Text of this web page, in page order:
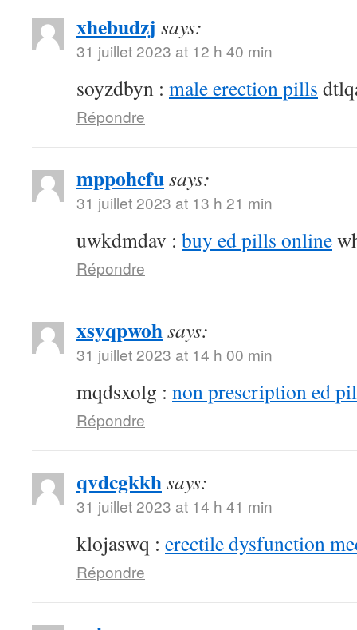
xhebudzj says:
31 juillet 2023 at 12 h 40 min
soyzdbyn : male erection pills
Répondre
mppohcfusays:
31 juillet 2023 at 13 h 21 min
uwkdmdav : buy ed pills online
Répondre
xsyqpwohsays:
31 juillet 2023 at 14 h 00 min
mqdsxolg : non prescription ed
Répondre
qvdcgkkhsays:
31 juillet 2023 at 14 h 41 min
klojaswq : erectile dysfunction
Répondre